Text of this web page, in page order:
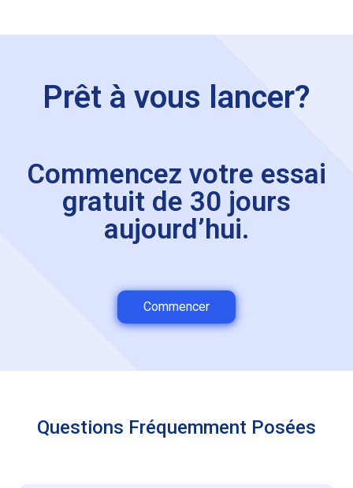
Prêt à vous lancer?
Commencez votre essai
gratuit de 30 jours
aujourd’hui.
Commencer
Questions Fréquemment Posées